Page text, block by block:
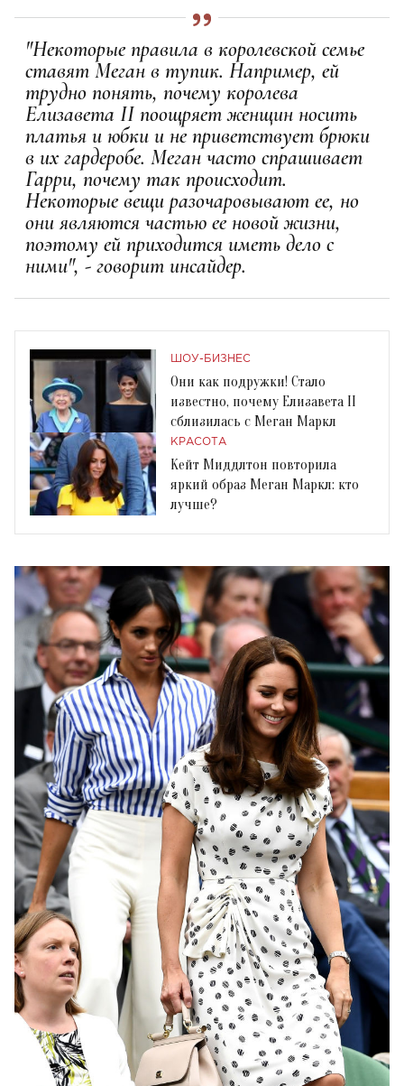
"Некоторые правила в королевской семье
ставят Меган в тупик. Например, ей
трудно понять, почему королева
Елизавета II поощряет женщин носить
платья и юбки и не приветствует брюки
в их гардеробе. Меган часто спрашивает
Гарри, почему так происходит.
Некоторые вещи разочаровывают ее, но
они являются частью ее новой жизни,
поэтому ей приходится иметь дело с
ними", - говорит инсайдер.
ШОУ-БИЗНЕС
Они как подружки! Cтало
известно, почему Елизавета II
сблизилась с Меган Маркл
КРАСОТА
Кейт Миддлтон повторила
яркий образ Меган Маркл: кто
лучше?